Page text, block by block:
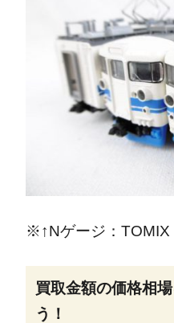
※↑Nゲージ：TOMIX
買取金額の価格相
う！